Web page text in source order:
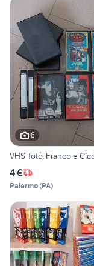
6
4 €
Palermo(PA)